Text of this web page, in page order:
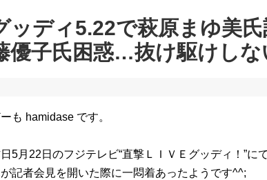
ッディ5.22で萩原まゆ美
優子氏困惑…抜け駆けしな
も hamidase です。
5月22日のフジテレビ“直撃ＬＩＶＥグッディ！”に
が記者会見を開いた際に一悶着あったようです^^;